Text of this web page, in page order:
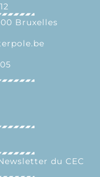
Bruxelles
du CEC